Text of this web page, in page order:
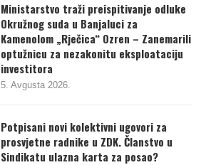
Ministarstvo traži preispitivanje odluke
Okružnog suda u Banjaluci za
Kamenolom „Rječica“ Ozren – Zanemarili
optužnicu za nezakonitu eksploataciju
investitora
5. Avgusta 2026.
Potpisani novi kolektivni ugovori za
prosvjetne radnike u ZDK. Članstvo u
Sindikatu ulazna karta za posao?